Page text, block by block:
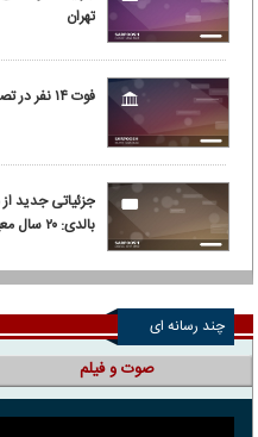
تهران
فوت ۱۴ نفر در تصادف با سوخت‌برها در جاده رمشک - صولان
جزئیاتی جدید
بالدی: ۲۰ سال معیشت ما از این مغازه بود
چند رسانه ای
صوت و فیلم